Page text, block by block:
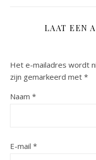
LAAT EEN
Het e-mailadres wordt
zijn gemarkeerd met *
Naam *
E-mail *